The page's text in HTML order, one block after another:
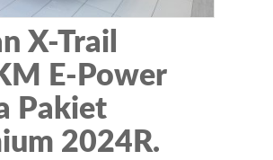
X-Trail
E-Power
Pakiet
2024R.